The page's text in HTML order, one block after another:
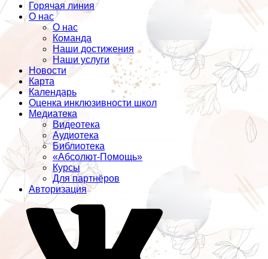
Горячая линия
О нас
О нас
Команда
Наши достижения
Наши услуги
Новости
Карта
Календарь
Оценка инклюзивности школ
Медиатека
Видеотека
Аудиотека
Библиотека
«Абсолют-Помощь»
Курсы
Для партнёров
Авторизация